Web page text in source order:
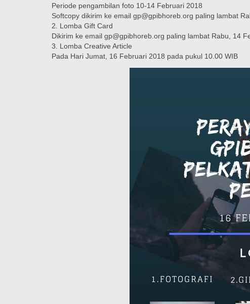
Periode pengambilan foto 10-14 Februari 2018
Softcopy dikirim ke email gp@gpibhoreb.org paling lambat
2. Lomba Gift Card
Dikirim ke email gp@gpibhoreb.org paling lambat Rabu, 14
3. Lomba Creative Article
Pada Hari Jumat, 16 Februari 2018 pada pukul 10.00 WIB